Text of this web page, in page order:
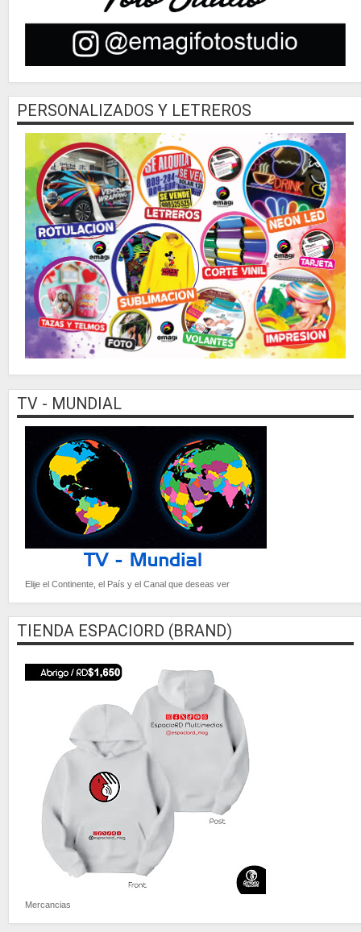
PERSONALIZADOS Y LETREROS
TV - MUNDIAL
Elije el Continente, el País y el Canal que deseas ver
TIENDA ESPACIORD (BRAND)
Mercancias